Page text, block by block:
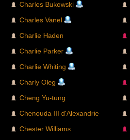
Charles Bukowski
Charles Vanel
Charlie Haden
Charlie Parker
Charlie Whiting
Charly Oleg
Cheng Yu-tung
Chenouda III d'Alexandrie
Chester Williams